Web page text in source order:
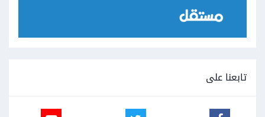
تابعنا على